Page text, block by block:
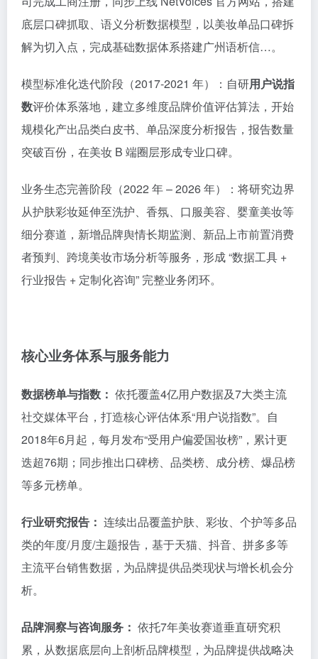
底层口碑抓取、语义分析数据模型，以美妆单品口碑拆
解为切入点，完成基础数据体系搭建广州语析信…。
模型标准化迭代阶段（2017-2021 年）：自研用户说指
数评价体系落地，建立多维度品牌价值评估算法，开始
规模化产出品类白皮书、单品深度分析报告，报告数量
突破百份，在美妆 B 端圈层形成专业口碑。
业务生态完善阶段（2022 年 – 2026 年）：将研究边界
从护肤彩妆延伸至洗护、香氛、口服美容、婴童美妆等
细分赛道，新增品牌舆情长期监测、新品上市前置消费
者预判、跨境美妆市场分析等服务，形成 “数据工具 +
行业报告 + 定制化咨询” 完整业务闭环。
核心业务体系与服务能力
数据榜单与指数： 依托覆盖4亿用户数据及7大类主流
社交媒体平台，打造核心评估体系“用户说指数”。自
2018年6月起，每月发布“受用户偏爱国妆榜”，累计更
迭超76期 ；同步推出口碑榜、品类榜、成分榜、爆品榜
等多元榜单。
行业研究报告： 连续出品覆盖护肤、彩妆、个护等多品
类的年度/月度/主题报告，基于天猫、抖音、拼多多等
主流平台销售数据，为品牌提供品类现状与增长机会分
析。
品牌洞察与咨询服务： 依托7年美妆赛道垂直研究积
累，从数据底层向上剖析品牌模型，为品牌提供战略决